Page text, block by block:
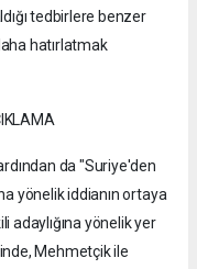
tedbirlere benzer
hatırlatmak
da "Suriye'den
yönelik iddianın ortaya
adaylığına yönelik yer
Mehmetçik ile